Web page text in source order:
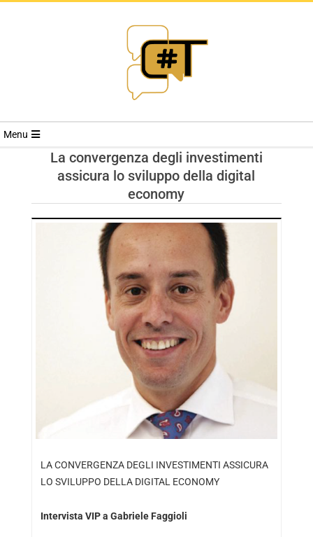
RIVISTA
TRENDS
Menu
La convergenza degli investimenti
assicura lo sviluppo della digital
economy
LA CONVERGENZA DEGLI INVESTIMENTI ASSICURA
LO SVILUPPO DELLA DIGITAL ECONOMY
Intervista VIP a Gabriele Faggioli